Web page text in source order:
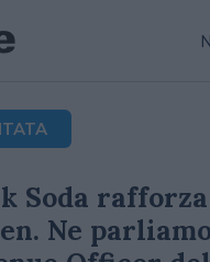
Soda
Ne